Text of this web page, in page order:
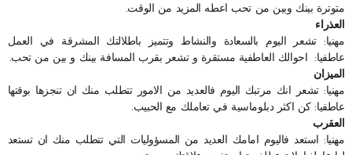
متوترة بينك وبين من تحب اعطه المزيد من الوقت.
العذراء
مهنيا: تشعر اليوم بالسعادة والنشاط وتتميز باطلالتك المشرقة في العمل
عاطفيا: احوالك العاطفية مستقرة و تشعر بقرب المسافة بينك و بين من تحب.
الميزان
مهنيا: تشعر انك مرتبك اليوم فالعديد من الامور تتطلب منك ان تنجزها بوقتها
عاطفيا: كن اكثر دبلوماسية في تعاملك مع الحبيب.
العقرب
مهنيا: استعد فاليوم امامك العديد من المسؤوليات التي تتطلب منك ان تستعد